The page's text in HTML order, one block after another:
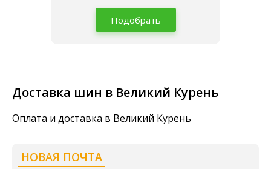
Подобрать
Доставка шин в Великий Курень
Оплата и доставка в Великий Курень
НОВАЯ ПОЧТА